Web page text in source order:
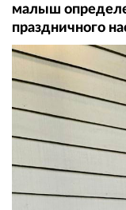
малыш
праздничного